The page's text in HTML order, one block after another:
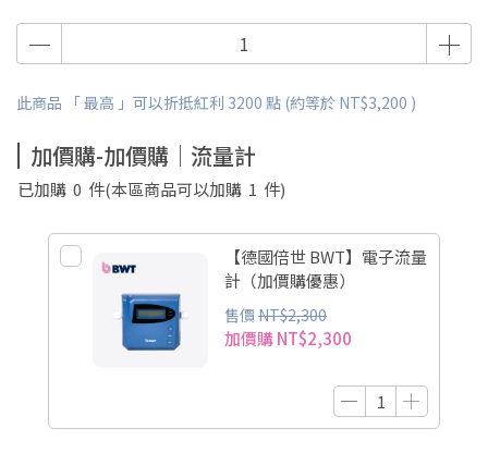
此商品 「 最高 」可以折抵紅利 3200 點 (約等於 NT$3,200 )
加價購-加價購｜流量計
已加購 0 件(本區商品可以加購 1 件)
【德國倍世 BWT】電子流量
計（加價購優惠）
售價 NT$2,300
加價購NT$2,300